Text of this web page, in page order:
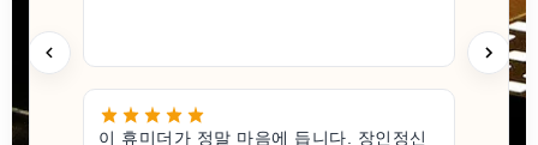
이 휴미더가 정말 마음에 듭니다. 장인정신